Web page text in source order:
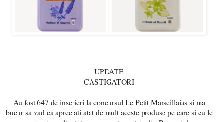
UPDATE
CASTIGATORI
Au fost 647 de inscrieri la concursul Le Petit Marseillaias si ma
bucur sa vad ca apreciati atat de mult aceste produse pe care si eu le